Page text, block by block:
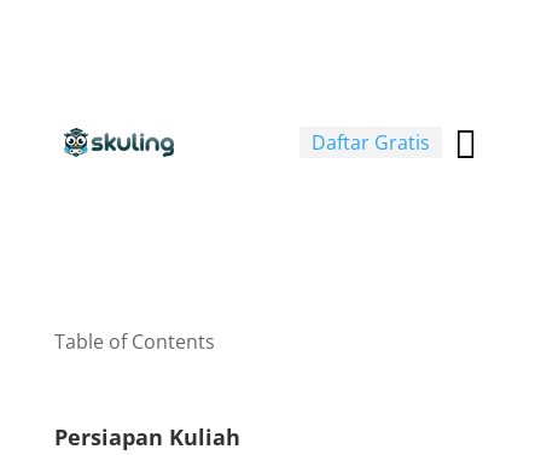
Daftar Gratis 
Table of Contents
Persiapan Kuliah